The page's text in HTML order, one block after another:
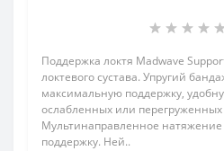
Поддержка локтя Madwave
локтевого сустава. Упругий
максимальную поддержку,
ослабленных или
Мультинаправленное натяжение
поддержку. Ней..